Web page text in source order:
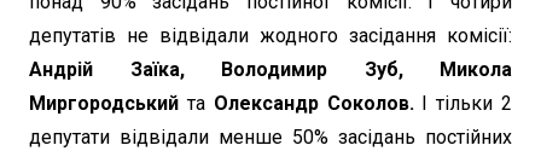
депутатів не відвідали жодного засідання комісії:
Андрій Заїка, Володимир Зуб, Микола
МиргородськийтаОлександр Соколов.І тільки 2
депутати відвідали менше 50% засідань постійних